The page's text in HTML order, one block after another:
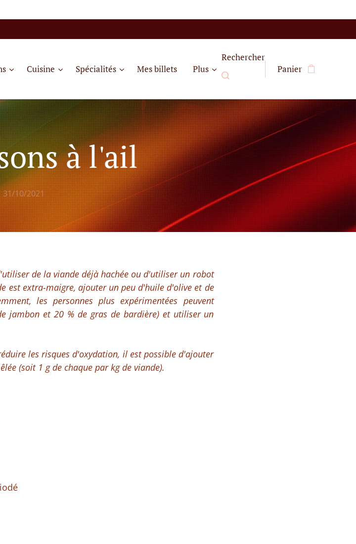
Cuisine Spécialités Mes billets Plus
Rechercher
Panier
à l'ail
31/10/2021
de la viande déjà hachée ou d'utiliser un robot
est extra-maigre, ajouter un peu d'huile d'olive et de
les personnes plus expérimentées peuvent
jambon et 20 % de gras de bardière) et utiliser un
les risques d'oxydation, il est possible d'ajouter
(soit 1 g de chaque par kg de viande).